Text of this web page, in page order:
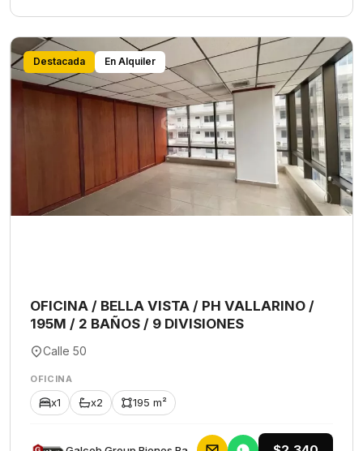
Destacada En Alquiler
OFICINA / BELLA VISTA / PH VALLARINO /
195M / 2 BAÑOS / 9 DIVISIONES
Calle 50
OFICINA
x1 x2 195 m²